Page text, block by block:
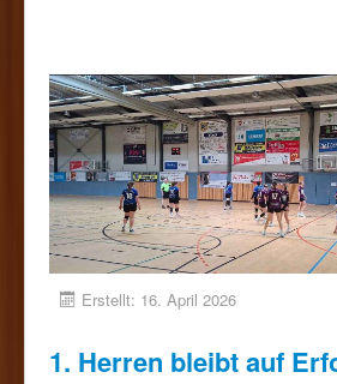
Erstellt: 16. April 2026
1. Herren bleibt auf